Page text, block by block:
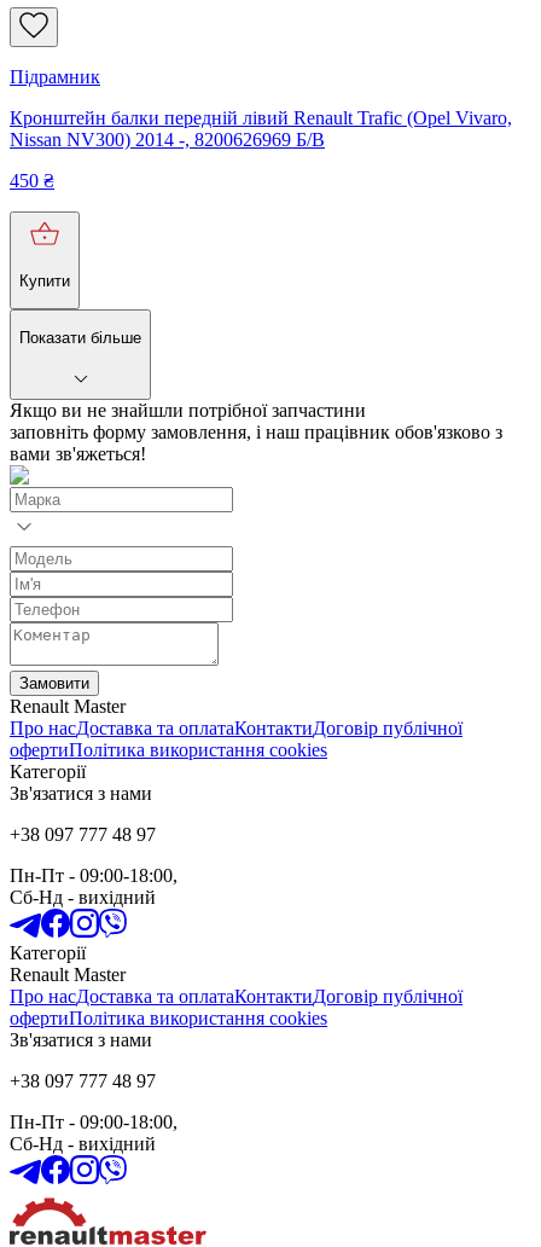
Підрамник
Кронштейн балки передній лівий Renault Trafic (Opel Vivaro,
Nissan NV300) 2014 -, 8200626969 Б/В
450 ₴
Купити
Показати більше
Якщо ви не знайшли потрібної запчастини
заповніть форму замовлення, і наш працівник обов'язково з
вами зв'яжеться!
Замовити
Renault Master
Про насДоставка та оплатаКонтактиДоговір публічної
офертиПолітика використання cookies
Категорії
Зв'язатися з нами
+38 097 777 48 97
Пн-Пт - 09:00-18:00,
Сб-Нд - вихідний
Категорії
Renault Master
Про насДоставка та оплатаКонтактиДоговір публічної
офертиПолітика використання cookies
Зв'язатися з нами
+38 097 777 48 97
Пн-Пт - 09:00-18:00,
Сб-Нд - вихідний